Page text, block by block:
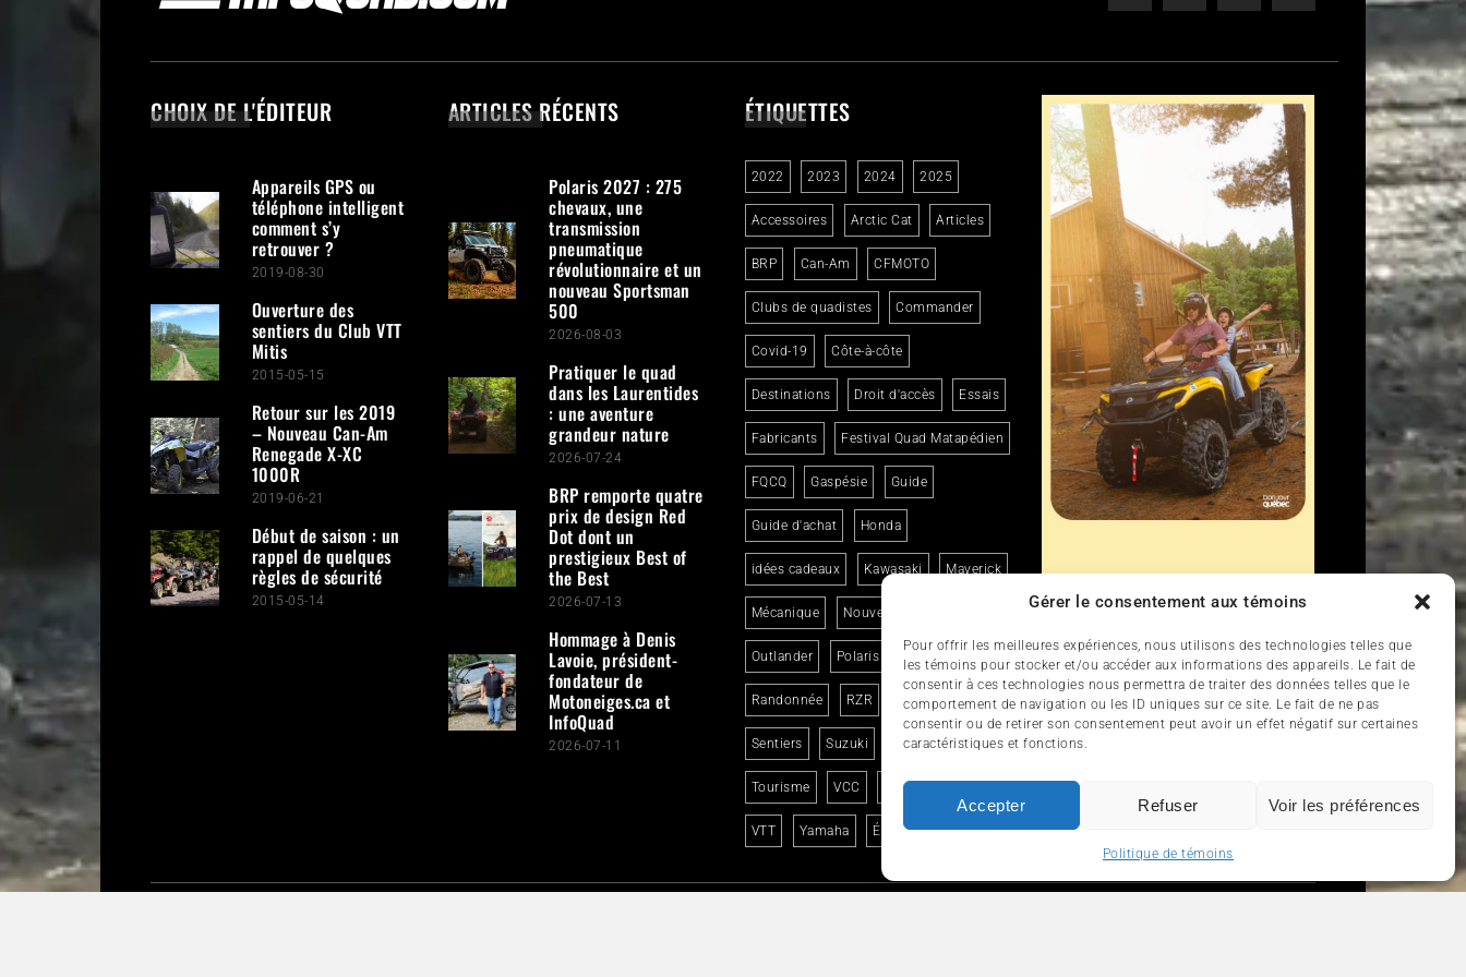
Gérer le consentement aux témoins
Pour offrir les meilleures expériences, nous utilisons des technologies telles que
les témoins pour stocker et/ou accéder aux informations des appareils. Le fait de
consentir à ces technologies nous permettra de traiter des données telles que le
comportement de navigation ou les ID uniques sur ce site. Le fait de ne pas
consentir ou de retirer son consentement peut avoir un effet négatif sur certaines
caractéristiques et fonctions.
Accepter Refuser Voir les préférences
Politique de témoins
CHOIX DE L'ÉDITEUR
Appareils GPS ou
téléphone intelligent
comment s’y
retrouver ?
2019-08-30
Ouverture des
sentiers du Club VTT
Mitis
2015-05-15
Retour sur les 2019
– Nouveau Can-Am
Renegade X-XC
1000R
2019-06-21
Début de saison : un
rappel de quelques
règles de sécurité
2015-05-14
ARTICLES RÉCENTS
Polaris 2027 : 275
chevaux, une
transmission
pneumatique
révolutionnaire et un
nouveau Sportsman
500
2026-08-03
Pratiquer le quad
dans les Laurentides
: une aventure
grandeur nature
2026-07-24
BRP remporte quatre
prix de design Red
Dot dont un
prestigieux Best of
the Best
2026-07-13
Hommage à Denis
Lavoie, président-
fondateur de
Motoneiges.ca et
InfoQuad
2026-07-11
ÉTIQUETTES
2022 2023 2024 2025
Accessoires Arctic Cat Articles
BRP Can-Am CFMOTO
Clubs de quadistes Commander
Covid-19 Côte-à-côte
Destinations Droit d'accès Essais
Fabricants Festival Quad Matapédien
FQCQ Gaspésie Guide
Guide d'achat Honda
idées cadeaux Kawasaki Maverick
Mécanique Nouveautés
Outlander Polaris quad
Randonnée RZR Segway
Sentiers Suzuki Sécurité
Tourisme VCC Voyage en quad
VTT Yamaha Événements
Liens
Nous contacter